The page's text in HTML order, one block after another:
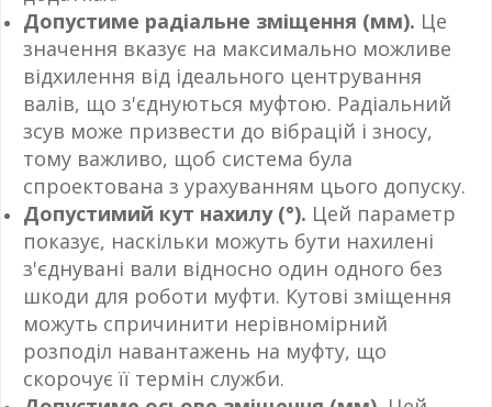
Допустиме радіальне зміщення (мм). Це
значення вказує на максимально можливе
відхилення від ідеального центрування
валів, що з'єднуються муфтою. Радіальний
зсув може призвести до вібрацій і зносу,
тому важливо, щоб система була
спроектована з урахуванням цього допуску.
Допустимий кут нахилу (°). Цей параметр
показує, наскільки можуть бути нахилені
з'єднувані вали відносно один одного без
шкоди для роботи муфти. Кутові зміщення
можуть спричинити нерівномірний
розподіл навантажень на муфту, що
скорочує її термін служби.